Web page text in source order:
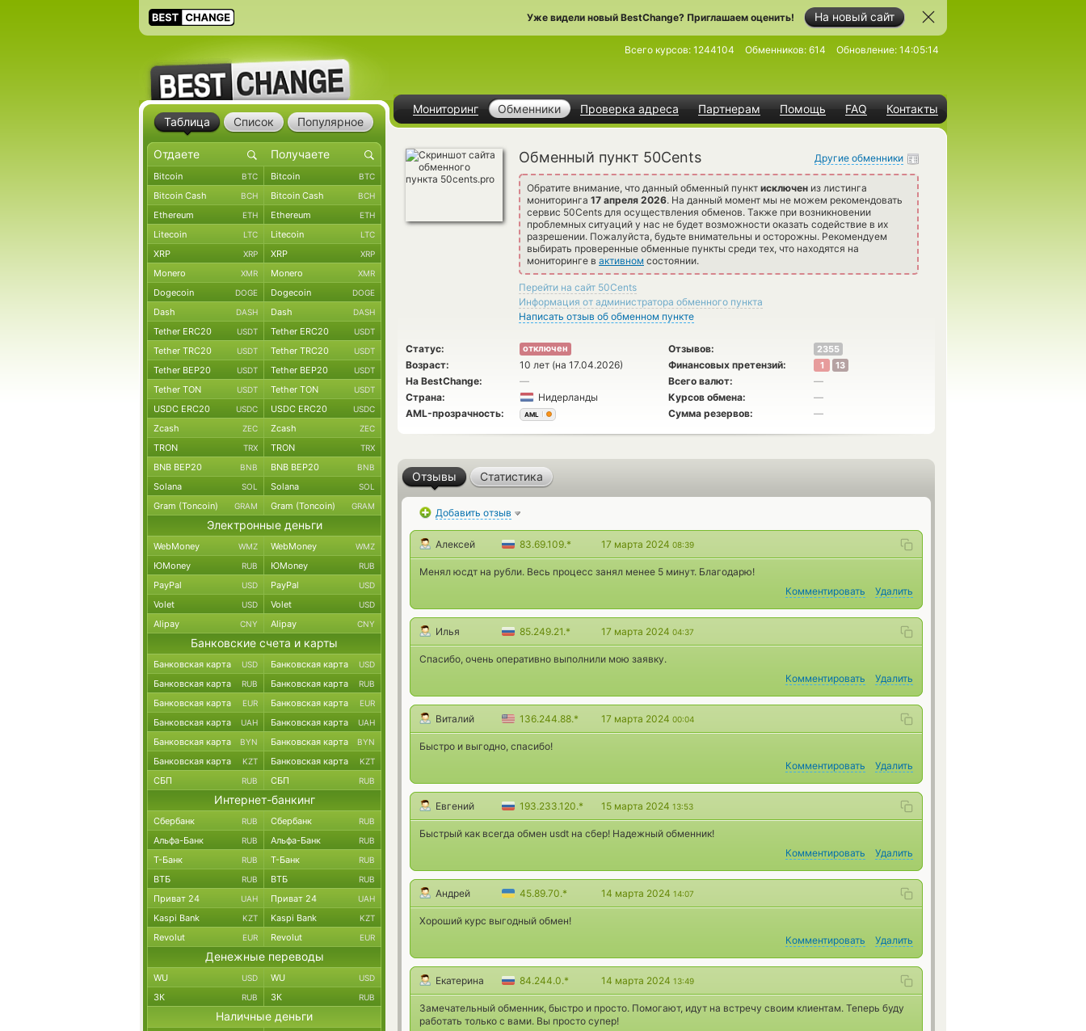
На новый сайт
Уже видели новый BestChange? Приглашаем оценить!
Мониторинг Обменники Проверка адреса Партнерам Помощь FAQ Контакты
Всего курсов: 1244104 Обменников: 614 Обновление: 14:05:14
Обменный пункт 50Cents
Обратите внимание, что данный обменный пункт исключен из листинга
мониторинга 17 апреля 2026. На данный момент мы не можем рекомендовать
сервис 50Cents для осуществления обменов. Также при возникновении
проблемных ситуаций у нас не будет возможности оказать содействие в их
разрешении. Пожалуйста, будьте внимательны и осторожны. Рекомендуем
выбирать проверенные обменные пункты среди тех, что находятся на
мониторинге в активном состоянии.
Перейти на сайт 50Cents
Информация от администратора обменного пункта
Написать отзыв об обменном пункте
Другие обменники
Статус: отключен Отзывов: 2355
Возраст: 10 лет (на 17.04.2026) Финансовых претензий: 1 13
На BestChange: — Всего валют:
—
Страна:
Нидерланды Курсов обмена:
—
AML-прозрачность:
AML Сумма резервов: —
Отзывы Статистика
Добавить отзыв
Алексей 83.69.109.* 17 марта 2024 08:39
Менял юсдт на рубли. Весь процесс занял менее 5 минут. Благодарю!
Комментировать
Удалить
Илья 85.249.21.* 17 марта 2024 04:37
Спасибо, очень оперативно выполнили мою заявку.
Комментировать
Удалить
Виталий 136.244.88.* 17 марта 2024 00:04
Быстро и выгодно, спасибо!
Комментировать
Удалить
Евгений 193.233.120.* 15 марта 2024 13:53
Быстрый как всегда обмен usdt на сбер! Надежный обменник!
Комментировать
Удалить
Андрей 45.89.70.* 14 марта 2024 14:07
Хороший курс выгодный обмен!
Комментировать
Удалить
Екатерина 84.244.0.* 14 марта 2024 13:49
Замечательный обменник, быстро и просто. Помогают, идут на встречу своим клиентам. Теперь буду
работать только с вами. Вы просто супер!
Таблица Список Популярное
Bitcoin BTC Bitcoin BTC
Bitcoin Cash BCH Bitcoin Cash BCH
Ethereum ETH Ethereum ETH
Litecoin LTC Litecoin LTC
XRP XRP XRP XRP
Monero XMR Monero XMR
Dogecoin DOGE Dogecoin DOGE
Dash DASH Dash DASH
Tether ERC20 USDT Tether ERC20 USDT
Tether TRC20 USDT Tether TRC20 USDT
Tether BEP20 USDT Tether BEP20 USDT
Tether TON USDT Tether TON USDT
USDC ERC20 USDC USDC ERC20 USDC
Zcash ZEC Zcash ZEC
TRON TRX TRON TRX
BNB BEP20 BNB BNB BEP20 BNB
Solana SOL Solana SOL
Gram (Toncoin) GRAM Gram (Toncoin) GRAM
Электронные деньги
WebMoney WMZ WebMoney WMZ
ЮMoney RUB ЮMoney RUB
PayPal USD PayPal USD
Volet USD Volet USD
Alipay CNY Alipay CNY
Банковские счета и карты
Банковская карта USD Банковская карта USD
Банковская карта RUB Банковская карта RUB
Банковская карта EUR Банковская карта EUR
Банковская карта UAH Банковская карта UAH
Банковская карта BYN Банковская карта BYN
Банковская карта KZT Банковская карта KZT
СБП RUB СБП RUB
Интернет-банкинг
Сбербанк RUB Сбербанк RUB
Альфа-Банк RUB Альфа-Банк RUB
Т-Банк RUB Т-Банк RUB
ВТБ RUB ВТБ RUB
Приват 24 UAH Приват 24 UAH
Kaspi Bank KZT Kaspi Bank KZT
Revolut EUR Revolut EUR
Денежные переводы
WU USD WU USD
ЗК RUB ЗК RUB
Наличные деньги